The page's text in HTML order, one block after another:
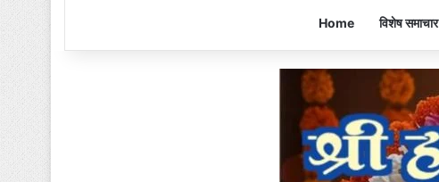
Home विशेष समाचार